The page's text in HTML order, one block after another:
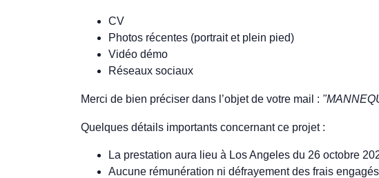
CV
Photos récentes (portrait et plein pied)
Vidéo démo
Réseaux sociaux
Merci de bien préciser dans l’objet de votre mail :
Quelques détails importants concernant ce projet :
La prestation aura lieu à Los Angeles du 26 octobre
Aucune rémunération ni défrayement des frais